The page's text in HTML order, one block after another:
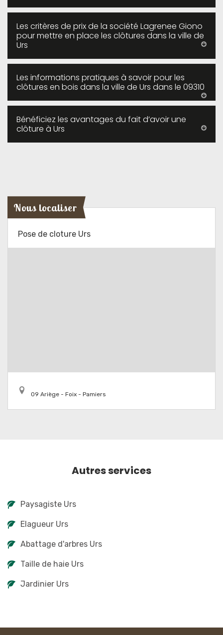
Les critères de prix de la société Lagrenee Giono
pour mettre en place les clôtures dans la ville de
Urs
Les informations pratiques à savoir pour les
clôtures en bois dans la ville de Urs dans le 09310
Bénéficiez les avantages du fait d’avoir une
clôture à Urs
Nous localiser
Pose de cloture Urs
09 Ariège - Foix - Pamiers
Autres services
Paysagiste Urs
Elagueur Urs
Abattage d'arbres Urs
Taille de haie Urs
Jardinier Urs